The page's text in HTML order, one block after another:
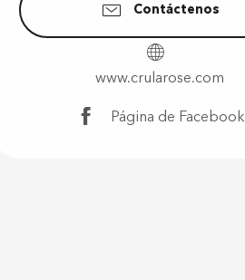
Contáctenos
www.crularose.com
Página de Facebook